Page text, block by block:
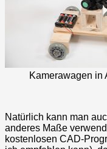
Kamerawagen in
Natürlich kann man
anderes Maße
kostenlosen CAD-